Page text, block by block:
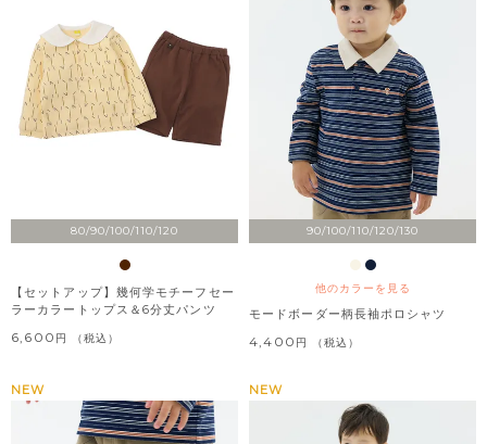
80/90/100/110/120
【セットアップ】幾何学モチーフセー
ラーカラートップス＆6分丈パンツ
6,600 税込
90/100/110/120/130
他のカラーを見る
モードボーダー柄長袖ポロシャツ
4,400 税込
NEW NEW